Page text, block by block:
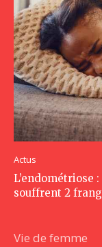
Actus
L’endométriose
souffrent 2
Vie de femme